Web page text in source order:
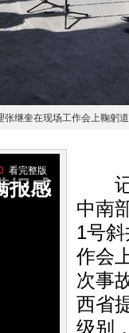
继奎在现场工作会上鞠躬
报感
看完整版
记
中南
1号
作会
次事
西省
级别